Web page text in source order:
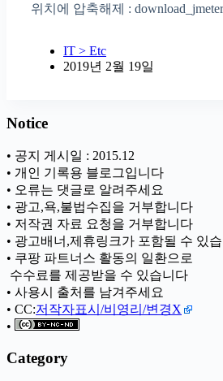
위치에 압축해제 :
IT > Etc
2019년 2월 19일
Notice
• 공지 게시일 : 2015.12
• 개인 기록용 블로그입니다
• 오류는 댓글로 알려주세요
• 광고,욕,불법수집을 거부합니다
• 저작권 자료 요청을 거부합니다
• 광고배너,제휴링크가 포함될 수 있
• 쿠팡 파트너스 활동의 일환으로
ㅤ 수수료를 제공받을 수 있습니다
• 사용시 출처를 남겨주세요
• CC:저작자표시/비영리/변경X
•
Category